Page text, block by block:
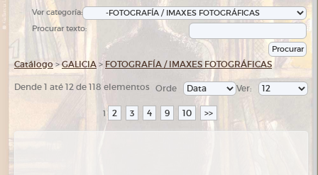
Ver categoría:
Procurar texto:
Catálogo >GALICIA > FOTOGRAFÍA / IMAXES FOTOGRÁFICAS
Dende 1 até 12 de 118 elementos Ver:
Orde
1 2 3 4 9 10 >>